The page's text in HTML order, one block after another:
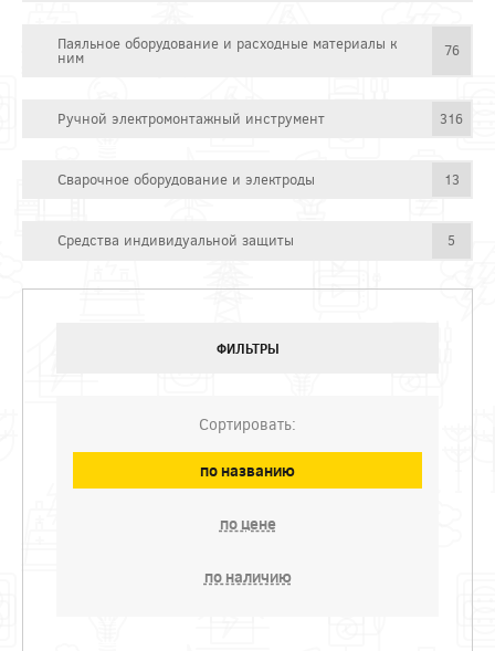
Паяльное оборудование и расходные материалы к
ним 76
Ручной электромонтажный инструмент 316
Сварочное оборудование и электроды 13
Средства индивидуальной защиты 5
ФИЛЬТРЫ
Сортировать:
по названию
по цене
по наличию